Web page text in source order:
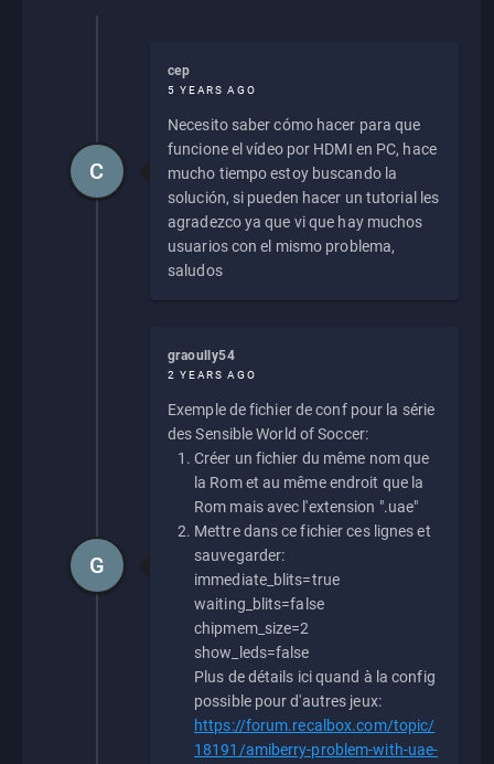
cep
5 YEARS AGO
Necesito saber cómo hacer para que
funcione el vídeo por HDMI en PC, hace
mucho tiempo estoy buscando la
solución, si pueden hacer un tutorial les
agradezco ya que vi que hay muchos
usuarios con el mismo problema,
saludos
C
graoully54
2 YEARS AGO
Exemple de fichier de conf pour la série
des Sensible World of Soccer:
Créer un fichier du même nom que
la Rom et au même endroit que la
Rom mais avec l'extension ".uae"
Mettre dans ce fichier ces lignes et
sauvegarder:
immediate_blits=true
waiting_blits=false
chipmem_size=2
show_leds=false
Plus de détails ici quand à la config
possible pour d'autres jeux:
https://forum.recalbox.com/topic/
18191/amiberry-problem-with-uae-
G